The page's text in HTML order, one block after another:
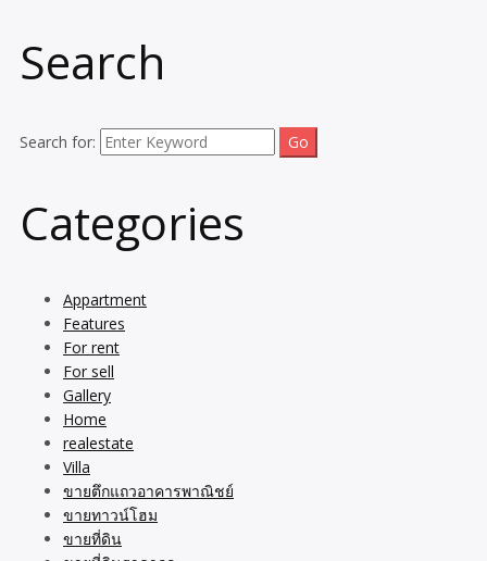
Search
Search for:
Categories
Appartment
Features
For rent
For sell
Gallery
Home
realestate
Villa
ขายตึกแถวอาคารพาณิชย์
ขายทาวน์โฮม
ขายที่ดิน